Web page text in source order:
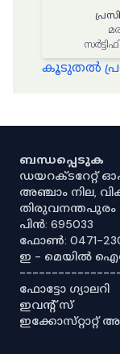
കൂടുതൽ
ബന്ധപ്പെടുക
ഡയറക്ടറേറ്റ്
അഞ്ചാം നില,
തിരുവനന്തപുരം
പിൻ: 695033
ഫോൺ: 0471-
ഇ - മെയിൽ
ഫോട്ടോ ഗ്യാലറി
ഇവൻ്റ് സ്
ഇക്കോസ്‌റ്റാറ്റ്